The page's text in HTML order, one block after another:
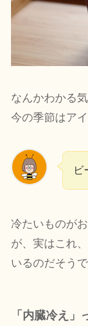
なんかわかる
今の季節はア
ビ
冷たいものが
が、実はこれ
いるのだそうで
「内臓冷え」